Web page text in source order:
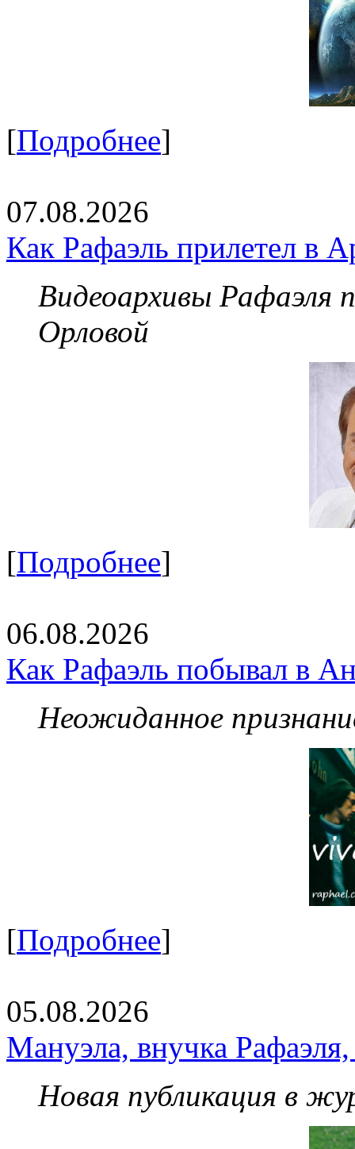
[Подробнее]
07.08.2026
Как Рафаэль прилетел в
Видеоархивы Рафаэля
Орловой
[Подробнее]
06.08.2026
Как Рафаэль побывал в
Неожиданное
[Подробнее]
05.08.2026
Мануэла, внучка
Новая публикация в